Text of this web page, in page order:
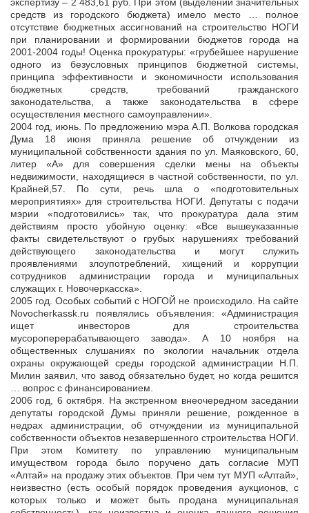
экспертизу – 2 483,61 руб. При этом (выделении значительных
средств из городского бюджета) имело место … полное
отсутствие бюджетных ассигнований на строительство НОГИ
при планировании и формировании бюджетов города на
2001-2004 годы! Оценка прокуратуры: «грубейшее нарушение
одного из безусловных принципов бюджетной системы,
принципа эффективности и экономичности использования
бюджетных средств, требований гражданского
законодательства, а также законодательства в сфере
осуществления местного самоуправлении».
2004 год, июнь. По предложению мэра А.П. Волкова городская
Дума 18 июня приняла решение об отчуждении из
муниципальной собственности здания по ул. Маяковского, 60,
литер «А» для совершения сделки мены на объекты
недвижимости, находящиеся в частной собственности, по ул.
Крайней,57. По сути, речь шла о «подготовительных
мероприятиях» для строительства НОГИ. Депутаты с подачи
мэрии «подготовились» так, что прокуратура дала этим
действиям просто убойную оценку: «Все вышеуказанные
факты свидетельствуют о грубых нарушениях требований
действующего законодательства и могут служить
проявлениями злоупотреблений, хищений и коррупции
сотрудников администрации города и муниципальных
служащих г. Новочеркасска».
2005 год. Особых событий с НОГОЙ не происходило. На сайте
Novocherkassk.ru появлялись объявления: «Администрация
ищет инвесторов для строительства
мусороперерабатывающего завода». А 10 ноября на
общественных слушаниях по экологии начальник отдела
охраны окружающей среды городской администрации Н.П.
Милин заявил, что завод обязательно будет, но когда решится
… вопрос с финансированием.
2006 год, 6 октября. На экстренном внеочередном заседании
депутаты городской Думы приняли решение, рожденное в
недрах администрации, об отчуждении из муниципальной
собственности объектов незавершенного строительства НОГИ.
При этом Комитету по управлению муниципальным
имуществом города было поручено дать согласие МУП
«Алтай» на продажу этих объектов. При чем тут МУП «Алтай»,
неизвестно (есть особый порядок проведения аукционов, с
которых только и может быть продана муниципальная